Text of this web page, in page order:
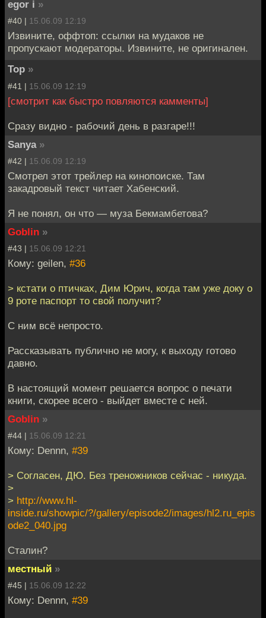
egor i »
#40 | 15.06.09 12:19
Извините, оффтоп: ссылки на мудаков не
пропускают модераторы. Извините, не оригинален.
Тор »
#41 | 15.06.09 12:19
[смотрит как быстро повляются камменты]
Сразу видно - рабочий день в разгаре!!!
Sanya »
#42 | 15.06.09 12:19
Смотрел этот трейлер на кинопоиске. Там
закадровый текст читает Хабенский.
Я не понял, он что — муза Бекмамбетова?
Goblin »
#43 | 15.06.09 12:21
Кому: geilen, #36
> кстати о птичках, Дим Юрич, когда там уже доку о
9 роте паспорт то свой получит?
С ним всё непросто.
Рассказывать публично не могу, к выходу готово
давно.
В настоящий момент решается вопрос о печати
книги, скорее всего - выйдет вместе с ней.
Goblin »
#44 | 15.06.09 12:21
Кому: Dennn, #39
> Согласен, ДЮ. Без треножников сейчас - никуда.
>
> http://www.hl-
inside.ru/showpic/?/gallery/episode2/images/hl2.ru_epis
ode2_040.jpg
Сталин?
местный »
#45 | 15.06.09 12:22
Кому: Dennn, #39